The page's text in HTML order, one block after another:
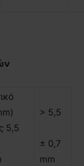
5,5
> 5,5
± 0,7
mm